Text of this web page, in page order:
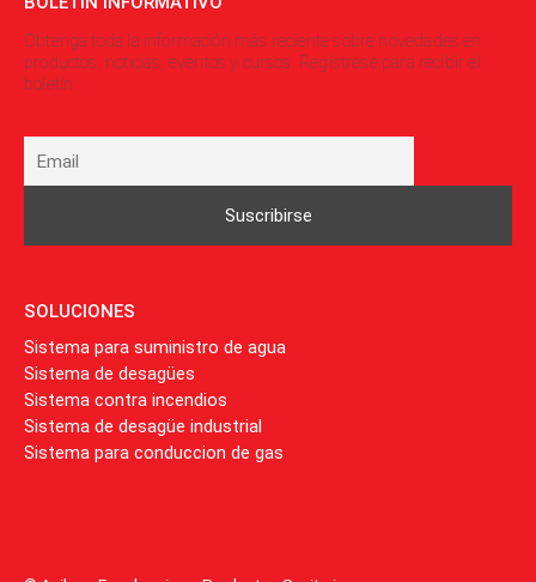
Obtenga toda la información más reciente sobre novedades en
productos, noticias, eventos y cursos. Regístrese para recibir el
boletín.
SOLUCIONES
Sistema para suministro de agua
Sistema de desagües
Sistema contra incendios
Sistema de desagüe industrial
Sistema para conduccion de gas